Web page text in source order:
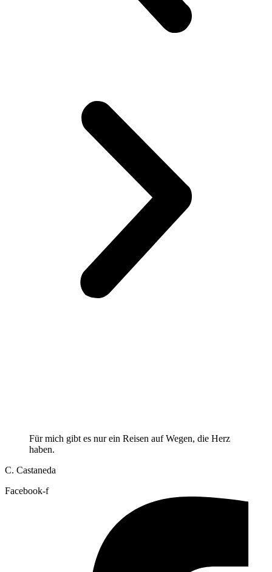
Für mich gibt es nur ein Reisen auf Wegen, die Herz
haben.
C. Castaneda
Facebook-f